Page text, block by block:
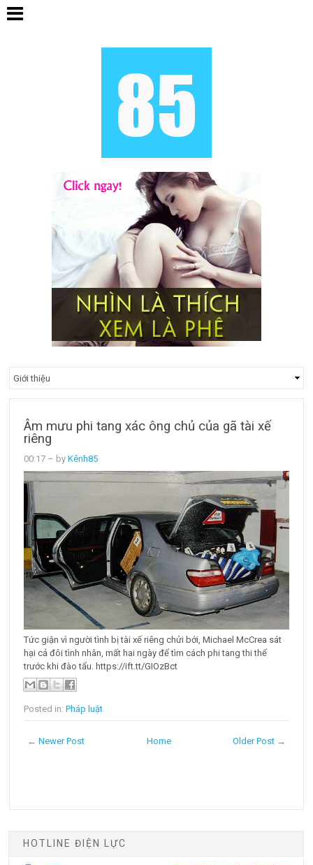
Âm mưu phi tang xác ông chủ của gã tài xế
riêng
00:17 – byKênh85
Tức giận vì người tình bị tài xế riêng chửi bới, Michael McCrea sát
hại cả đôi tình nhân, mất hai ngày để tìm cách phi tang thi thể
trước khi đào tẩu. https://ift.tt/GIOzBct
Posted in:Pháp luật
← Newer Post Older Post →
Home
HOTLINE ĐIỆN LỰC